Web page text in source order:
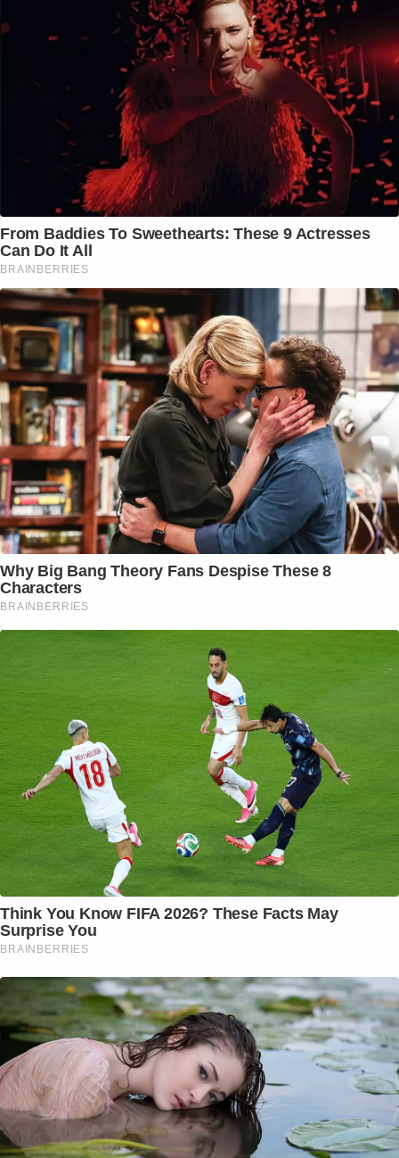
From Baddies To Sweethearts: These 9 Actresses
Can Do It All
BRAINBERRIES
Why Big Bang Theory Fans Despise These 8
Characters
BRAINBERRIES
Think You Know FIFA 2026? These Facts May
Surprise You
BRAINBERRIES